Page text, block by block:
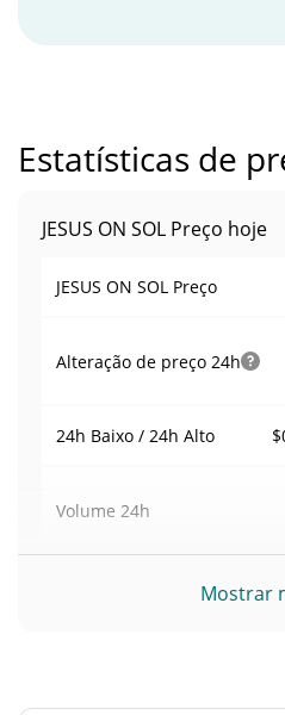
Estatísticas de
JESUS ON SOL Preço hoje
JESUS ON SOL Preço
Alteração de preço 24h
24h Baixo / 24h Alto
Volume 24h
Volume / Limite deMostrar